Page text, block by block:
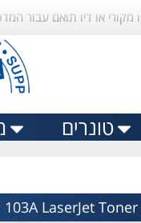
מקורי או דיו תואם עבור
טונרים